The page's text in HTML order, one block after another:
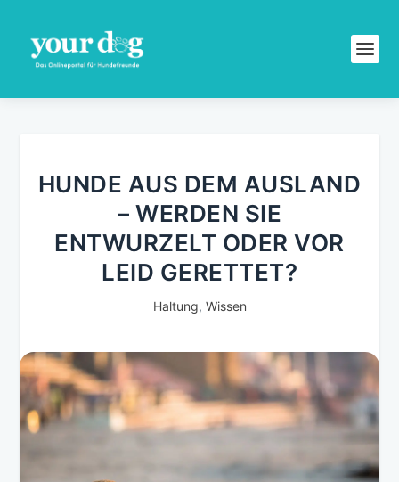
HUNDE AUS DEM AUSLAND
– WERDEN SIE
ENTWURZELT ODER VOR
LEID GERETTET?
Haltung, Wissen